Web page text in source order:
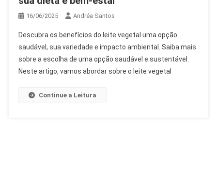
16/06/2025 Andréa Santos
Descubra os benefícios do leite vegetal uma opção
saudável, sua variedade e impacto ambiental. Saiba mais
sobre a escolha de uma opção saudável e sustentável.
Neste artigo, vamos abordar sobre o leite vegetal
Continue a Leitura